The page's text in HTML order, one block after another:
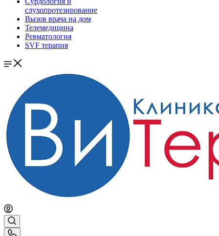
слухопротезирование
Вызов врача на дом
Телемедицина
Ревматология
SVF терапия